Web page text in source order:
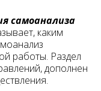
самоанализа
каким
работы. Раздел
дополнен